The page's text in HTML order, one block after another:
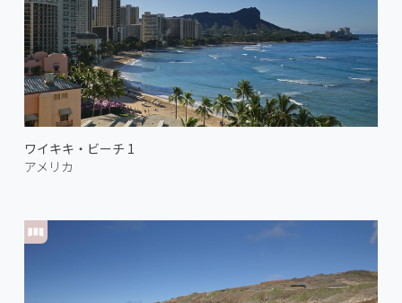
ワイキキ・ビーチ 1
アメリカ